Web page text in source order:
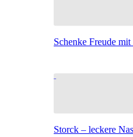
Schenke Freude mit
Storck – leckere